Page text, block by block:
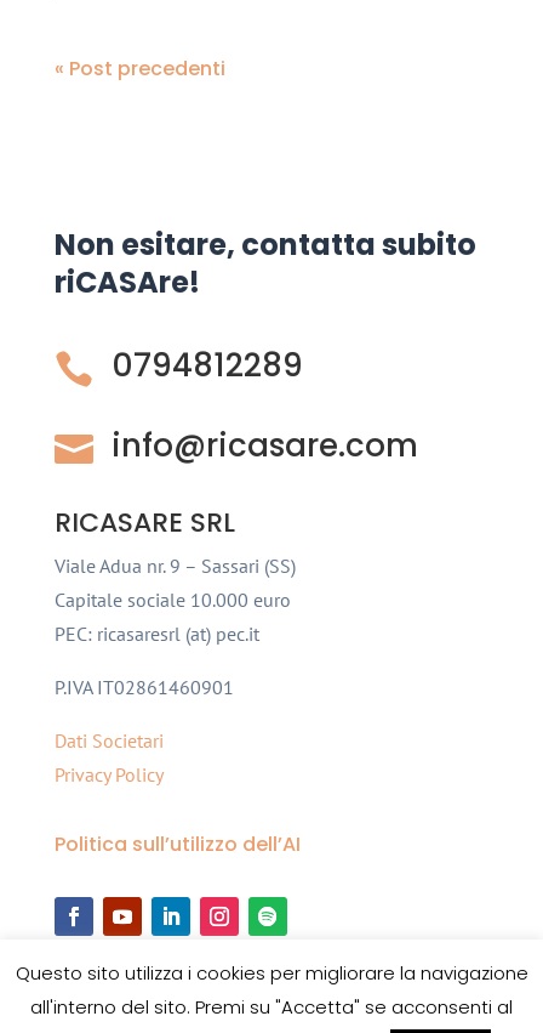
« Post precedenti
Non esitare, contatta subito
riCASAre!
 0794812289
 info@ricasare.com
RICASARE SRL
Viale Adua nr. 9 – Sassari (SS)
Capitale sociale 10.000 euro
PEC: ricasaresrl (at) pec.it
P.IVA IT02861460901
Dati Societari
Privacy Policy
Politica sull’utilizzo dell’AI
Questo sito utilizza i cookies per migliorare la navigazione
all'interno del sito. Premi su "Accetta" se acconsenti al